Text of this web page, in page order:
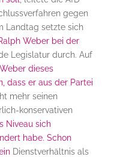
gegen
Landtag setzte sich
Weber bei der
Legislatur durch. Auf
dieses
dass er aus der Partei
mehr seinen
konservativen
Niveau sich
habe. Schon
Dienstverhältnis als